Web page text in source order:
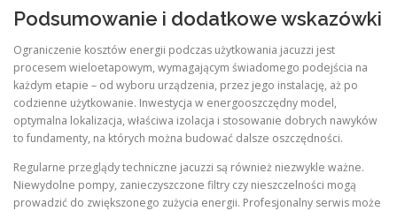
Podsumowanie i dodatkowe wskazówki
Ograniczenie kosztów energii podczas użytkowania jacuzzi jest
procesem wieloetapowym, wymagającym świadomego podejścia na
każdym etapie – od wyboru urządzenia, przez jego instalację, aż po
codzienne użytkowanie. Inwestycja w energooszczędny model,
optymalna lokalizacja, właściwa izolacja i stosowanie dobrych nawyków
to fundamenty, na których można budować dalsze oszczędności.
Regularne przeglądy techniczne jacuzzi są również niezwykle ważne.
Niewydolne pompy, zanieczyszczone filtry czy nieszczelności mogą
prowadzić do zwiększonego zużycia energii. Profesjonalny serwis może